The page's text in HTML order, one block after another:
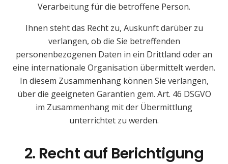
Verarbeitung für die betroffene Person.
Ihnen steht das Recht zu, Auskunft darüber zu
verlangen, ob die Sie betreffenden
personenbezogenen Daten in ein Drittland oder an
eine internationale Organisation übermittelt werden.
In diesem Zusammenhang können Sie verlangen,
über die geeigneten Garantien gem. Art. 46 DSGVO
im Zusammenhang mit der Übermittlung
unterrichtet zu werden.
2. Recht auf Berichtigung